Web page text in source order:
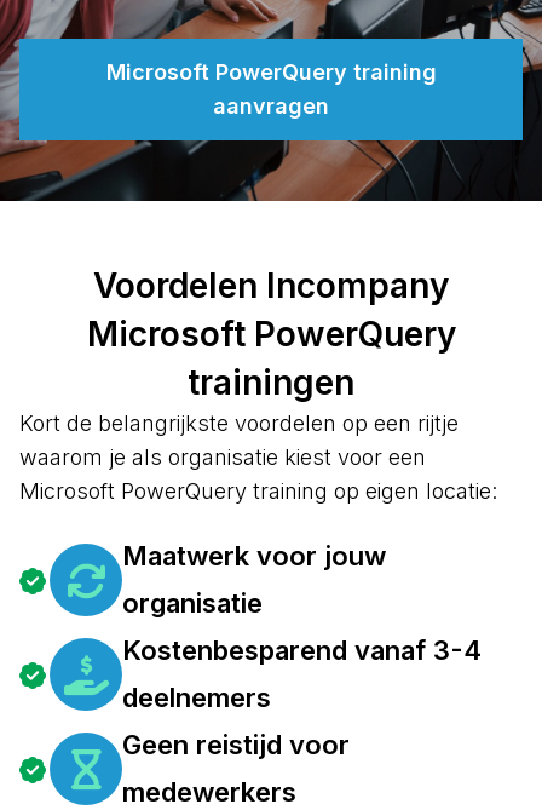
Microsoft PowerQuery training
aanvragen
Voordelen Incompany
Microsoft PowerQuery
trainingen
Kort de belangrijkste voordelen op een rijtje
waarom je als organisatie kiest voor een
Microsoft PowerQuery training op eigen locatie:
Maatwerk voor jouw
organisatie
Kostenbesparend vanaf 3-4
deelnemers
Geen reistijd voor
medewerkers